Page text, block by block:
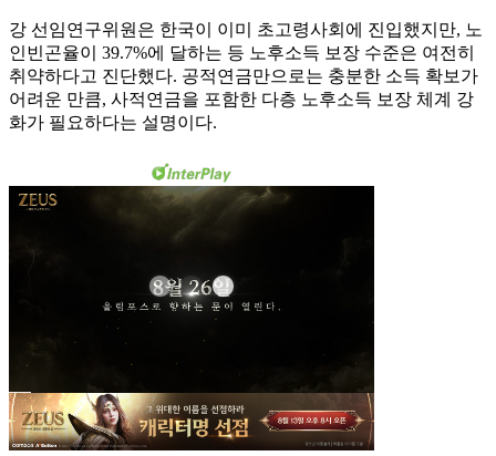
강 선임연구위원은 한국이 이미 초고령사회에 진입했지만, 노
인빈곤율이 39.7%에 달하는 등 노후소득 보장 수준은 여전히
취약하다고 진단했다. 공적연금만으로는 충분한 소득 확보가
어려운 만큼, 사적연금을 포함한 다층 노후소득 보장 체계 강
화가 필요하다는 설명이다.